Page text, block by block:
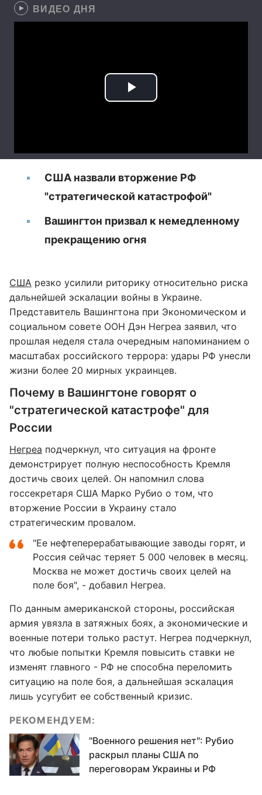
ВИДЕО ДНЯ
США назвали вторжение РФ
"стратегической катастрофой"
Вашингтон призвал к немедленному
прекращению огня
США резко усилили риторику относительно риска
дальнейшей эскалации войны в Украине.
Представитель Вашингтона при Экономическом и
социальном совете ООН Дэн Негреа заявил, что
прошлая неделя стала очередным напоминанием о
масштабах российского террора: удары РФ унесли
жизни более 20 мирных украинцев.
Почему в Вашингтоне говорят о
"стратегической катастрофе" для
России
Негреа подчеркнул, что ситуация на фронте
демонстрирует полную неспособность Кремля
достичь своих целей. Он напомнил слова
госсекретаря США Марко Рубио о том, что
вторжение России в Украину стало
стратегическим провалом.
"Ее нефтеперерабатывающие заводы горят, и
Россия сейчас теряет 5 000 человек в месяц.
Москва не может достичь своих целей на
поле боя", - добавил Негреа.
По данным американской стороны, российская
армия увязла в затяжных боях, а экономические и
военные потери только растут. Негреа подчеркнул,
что любые попытки Кремля повысить ставки не
изменят главного - РФ не способна переломить
ситуацию на поле боя, а дальнейшая эскалация
лишь усугубит ее собственный кризис.
РЕКОМЕНДУЕМ:
"Военного решения нет": Рубио
раскрыл планы США по
переговорам Украины и РФ